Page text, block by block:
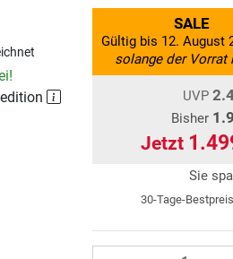
SALE
Gültig bis 12. August
solange der Vorrat
UVP
Bisher
Jetzt
Sie
30-Tage-Bestpreis